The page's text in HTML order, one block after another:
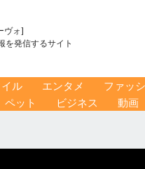
ヴォ]
を発信するサイト
ル エンタメ ファッ
ペット ビジネス 動画